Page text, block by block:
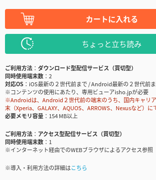
カートに入れる
ちょっと立ち読み
ご利用方法
ダウンロード型配信サービス（買切型）
同時使用端末数
2
対応OS
iOS最新の２世代前まで / Android最新の２世代前
※コンテンツの使用にあたり、専用ビューアisho.jpが必要
※Androidは、Android２世代前の端末のうち、国内キャリ
末（Xperia、GALAXY、AQUOS、ARROWS、Nexusなど）
必要メモリ容量
154 MB以上
ご利用方法
アクセス型配信サービス（買切型）
同時使用端末数
1
※インターネット経由でのWEBブラウザによるアクセス参照
※導入・利用方法の詳細はこちら